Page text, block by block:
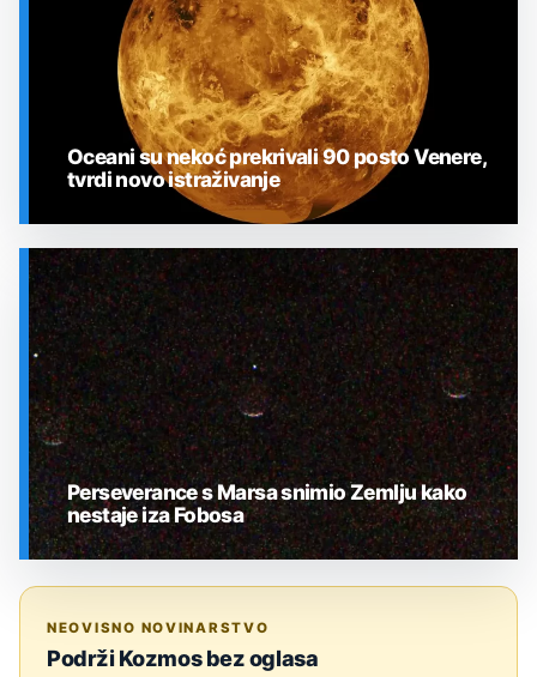
SVEMIR
Oceani su nekoć prekrivali 90 posto Venere,
tvrdi novo istraživanje
Perseverance s Marsa snimio Zemlju kako
nestaje iza Fobosa
NEOVISNO NOVINARSTVO
Podrži Kozmos bez oglasa